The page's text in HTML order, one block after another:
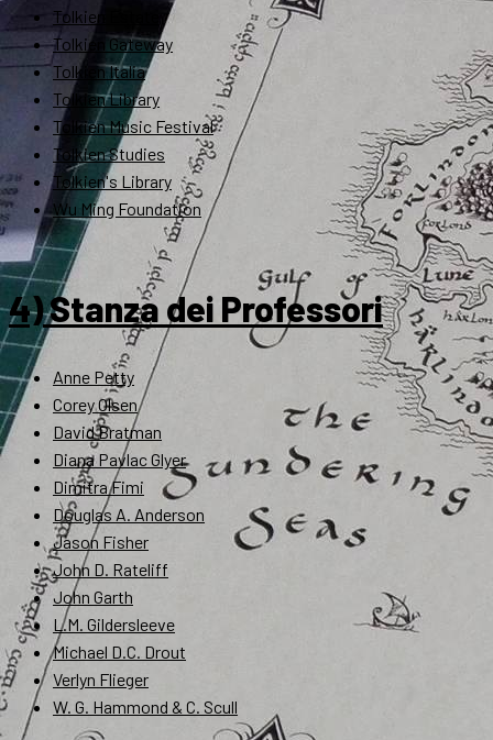
Tolkien Estate
Tolkien Gateway
Tolkien Italia
Tolkien Library
Tolkien Music Festival
Tolkien Studies
Tolkien's Library
Wu Ming Foundation
4) Stanza dei Professori
Anne Petty
Corey Olsen
David Bratman
Diana Pavlac Glyer
Dimitra Fimi
Douglas A. Anderson
Jason Fisher
John D. Rateliff
John Garth
L.M. Gildersleeve
Michael D.C. Drout
Verlyn Flieger
W. G. Hammond & C. Scull